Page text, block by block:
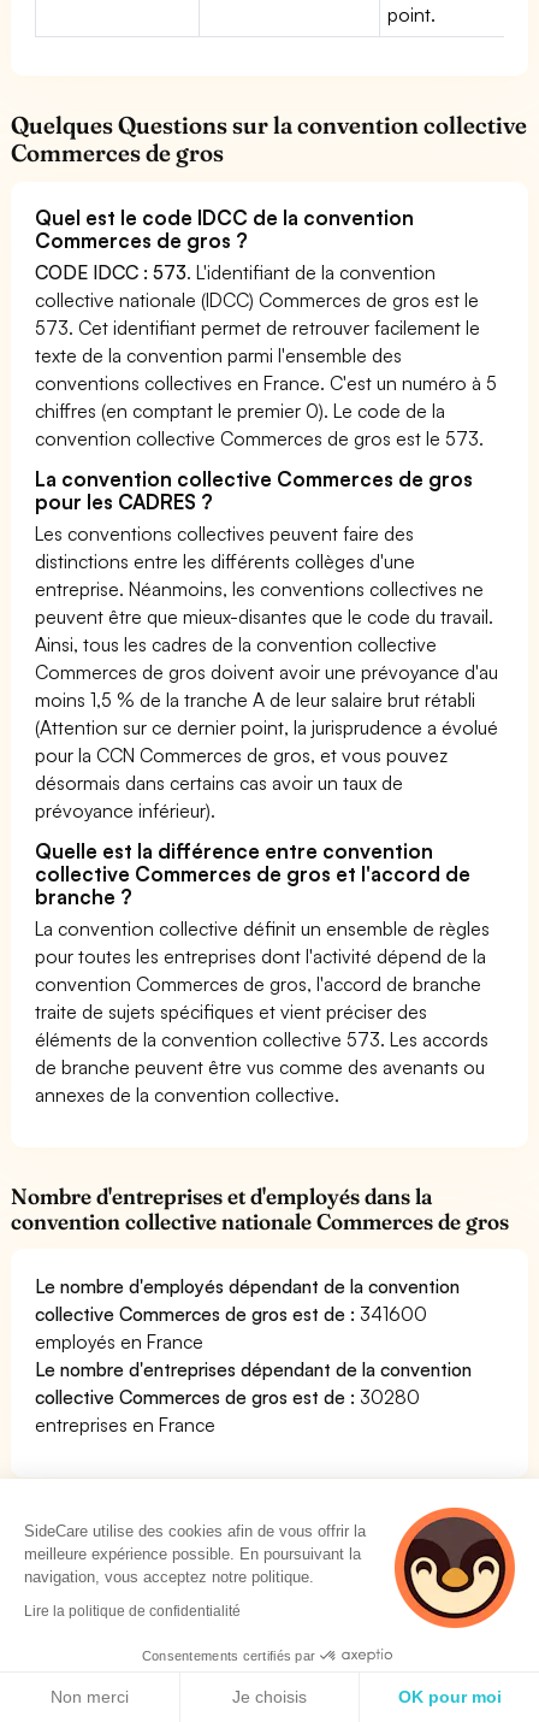
point.
Quelques Questions sur la convention collective
Commerces de gros
Quel est le code IDCC de la convention
Commerces de gros ?
CODE IDCC : 573. L'identifiant de la convention
collective nationale (IDCC) Commerces de gros est le
573. Cet identifiant permet de retrouver facilement le
texte de la convention parmi l'ensemble des
conventions collectives en France. C'est un numéro à 5
chiffres (en comptant le premier 0). Le code de la
convention collective Commerces de gros est le 573.
La convention collective Commerces de gros
pour les CADRES ?
Les conventions collectives peuvent faire des
distinctions entre les différents collèges d'une
entreprise. Néanmoins, les conventions collectives ne
peuvent être que mieux-disantes que le code du travail.
Ainsi, tous les cadres de la convention collective
Commerces de gros doivent avoir une prévoyance d'au
moins 1,5 % de la tranche A de leur salaire brut rétabli
(Attention sur ce dernier point, la jurisprudence a évolué
pour la CCN Commerces de gros, et vous pouvez
désormais dans certains cas avoir un taux de
prévoyance inférieur).
Quelle est la différence entre convention
collective Commerces de gros et l'accord de
branche ?
La convention collective définit un ensemble de règles
pour toutes les entreprises dont l'activité dépend de la
convention Commerces de gros, l'accord de branche
traite de sujets spécifiques et vient préciser des
éléments de la convention collective 573. Les accords
de branche peuvent être vus comme des avenants ou
annexes de la convention collective.
Nombre d'entreprises et d'employés dans la
convention collective nationale Commerces de gros
Le nombre d'employés dépendant de la convention
collective Commerces de gros est de : 341600
employés en France
Le nombre d'entreprises dépendant de la convention
collective Commerces de gros est de : 30280
entreprises en France
Télécharger gratuitement le texte de la
convention collective Commerces de gros
Nous avons mis gratuitement à votre disposition le PDF
du texte de la convention collective Commerces de
permettra de lire l'ensemble des dispositions de la
SideCare utilise des cookies afin de vous offrir la
meilleure expérience possible. En poursuivant la
navigation, vous acceptez notre politique.
Lire la politique de confidentialité
Consentements certifiés par
Non merci Je choisis OK pour moi